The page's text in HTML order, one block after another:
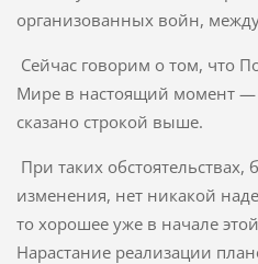
организованных войн,
Сейчас говорим о том, что
Мире в настоящий момент —
сказано строкой выше.
При таких обстоятельствах,
изменения, нет никакой
то хорошее уже в начале
Нарастание реализации